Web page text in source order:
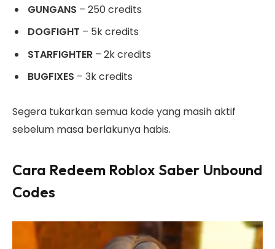
GUNGANS – 250 credits
DOGFIGHT – 5k credits
STARFIGHTER – 2k credits
BUGFIXES – 3k credits
Segera tukarkan semua kode yang masih aktif
sebelum masa berlakunya habis.
Cara Redeem Roblox Saber Unbound
Codes